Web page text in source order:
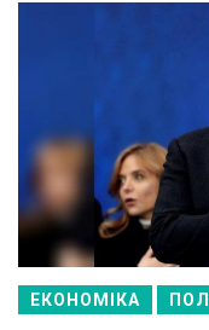
ЕКОНОМІКА